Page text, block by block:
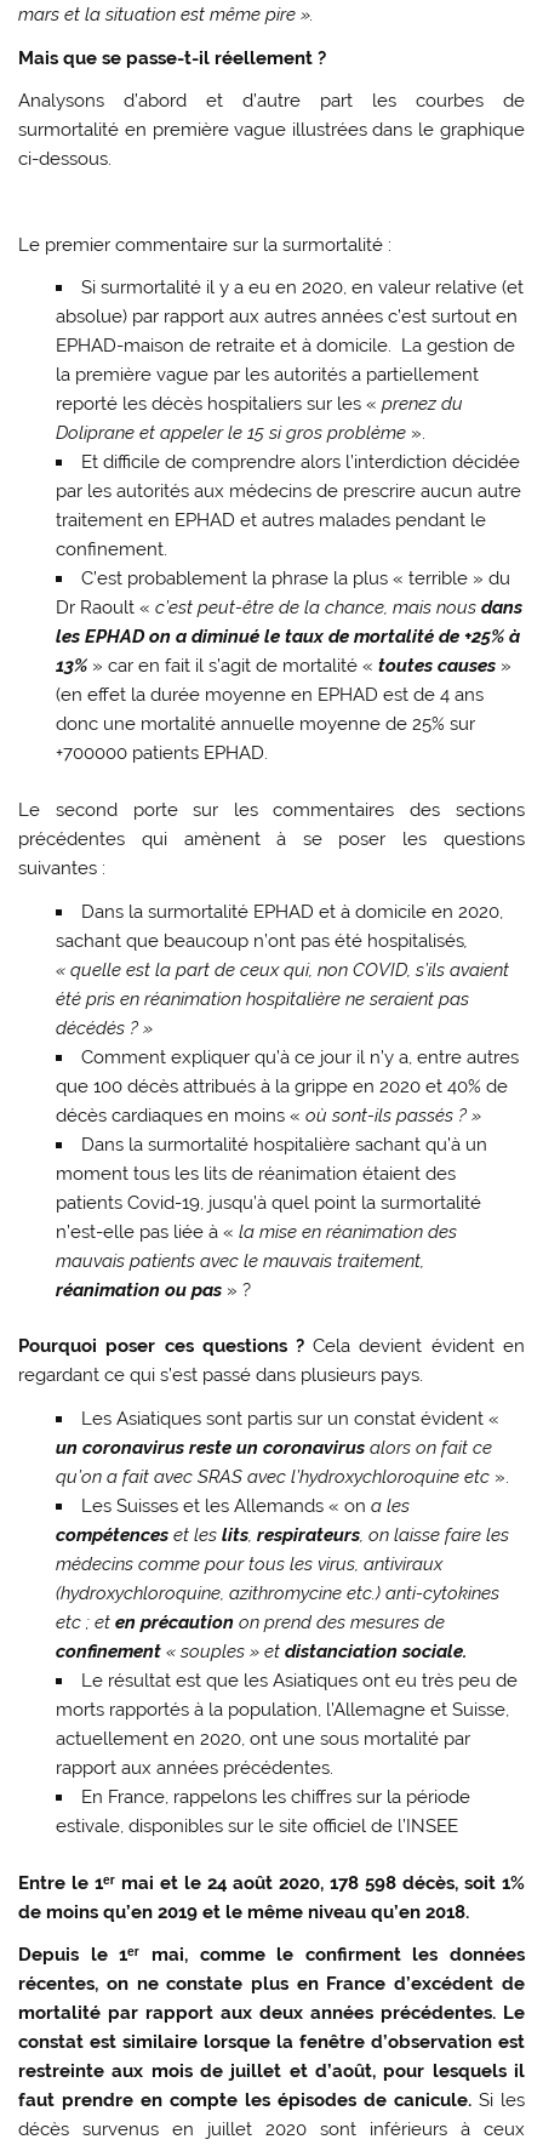
mars et la situation est même pire ».
Mais que se passe-t-il réellement ?
Analysons d’abord et d’autre part les courbes de
surmortalité en première vague illustrées dans le graphique
ci-dessous.
Le premier commentaire sur la surmortalité :
Si surmortalité il y a eu en 2020, en valeur relative (et
absolue) par rapport aux autres années c’est surtout en
EPHAD-maison de retraite et à domicile. La gestion de
la première vague par les autorités a partiellement
reporté les décès hospitaliers sur les « prenez du
Doliprane et appeler le 15 si gros problème ».
Et difficile de comprendre alors l’interdiction décidée
par les autorités aux médecins de prescrire aucun autre
traitement en EPHAD et autres malades pendant le
confinement.
C’est probablement la phrase la plus « terrible » du
Dr Raoult « c’est peut-être de la chance, mais nousdans
les EPHAD on a diminué le taux de mortalité de +25% à
13%» car en fait il s’agit de mortalité « toutes causes»
(en effet la durée moyenne en EPHAD est de 4 ans
donc une mortalité annuelle moyenne de 25% sur
+700000 patients EPHAD.
Le second porte sur les commentaires des sections
précédentes qui amènent à se poser les questions
suivantes :
Dans la surmortalité EPHAD et à domicile en 2020,
sachant que beaucoup n’ont pas été hospitalisés,
« quelle est la part de ceux qui, non COVID, s’ils avaient
été pris en réanimation hospitalière ne seraient pas
décédés ? »
Comment expliquer qu’à ce jour il n’y a, entre autres
que 100 décès attribués à la grippe en 2020 et 40% de
décès cardiaques en moins « où sont-ils passés ? »
Dans la surmortalité hospitalière sachant qu’à un
moment tous les lits de réanimation étaient des
patients Covid-19, jusqu’à quel point la surmortalité
n’est-elle pas liée à « la mise en réanimation des
mauvais patients avec le mauvais traitement,
réanimation ou pas» ?
Pourquoi poser ces questions ? Cela devient évident en
regardant ce qui s’est passé dans plusieurs pays.
Les Asiatiques sont partis sur un constat évident «
un coronavirus reste un coronavirus alors on fait ce
qu’on a fait avec SRAS avec l’hydroxychloroquine etc ».
Les Suisses et les Allemands « on a les
compétenceset les lits, respirateurs, on laisse faire les
médecins comme pour tous les virus, antiviraux
(hydroxychloroquine, azithromycine etc.) anti-cytokines
etc ; et en précaution on prend des mesures de
confinement« souples » et distanciation sociale.
Le résultat est que les Asiatiques ont eu très peu de
morts rapportés à la population, l’Allemagne et Suisse,
actuellement en 2020, ont une sous mortalité par
rapport aux années précédentes.
En France, rappelons les chiffres sur la période
estivale, disponibles sur le site officiel de l’INSEE
Entre le 1ᵉʳ mai et le 24 août 2020, 178 598 décès, soit 1%
de moins qu’en 2019 et le même niveau qu’en 2018.
Depuis le 1ᵉʳ mai, comme le confirment les données
récentes, on ne constate plus en France d’excédent de
mortalité par rapport aux deux années précédentes. Le
constat est similaire lorsque la fenêtre d’observation est
restreinte aux mois de juillet et d’août, pour lesquels il
faut prendre en compte les épisodes de canicule.Si les
décès survenus en juillet 2020 sont inférieurs à ceux